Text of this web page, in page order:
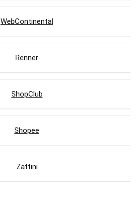
WebContinental
Renner
ShopClub
Shopee
Zattini